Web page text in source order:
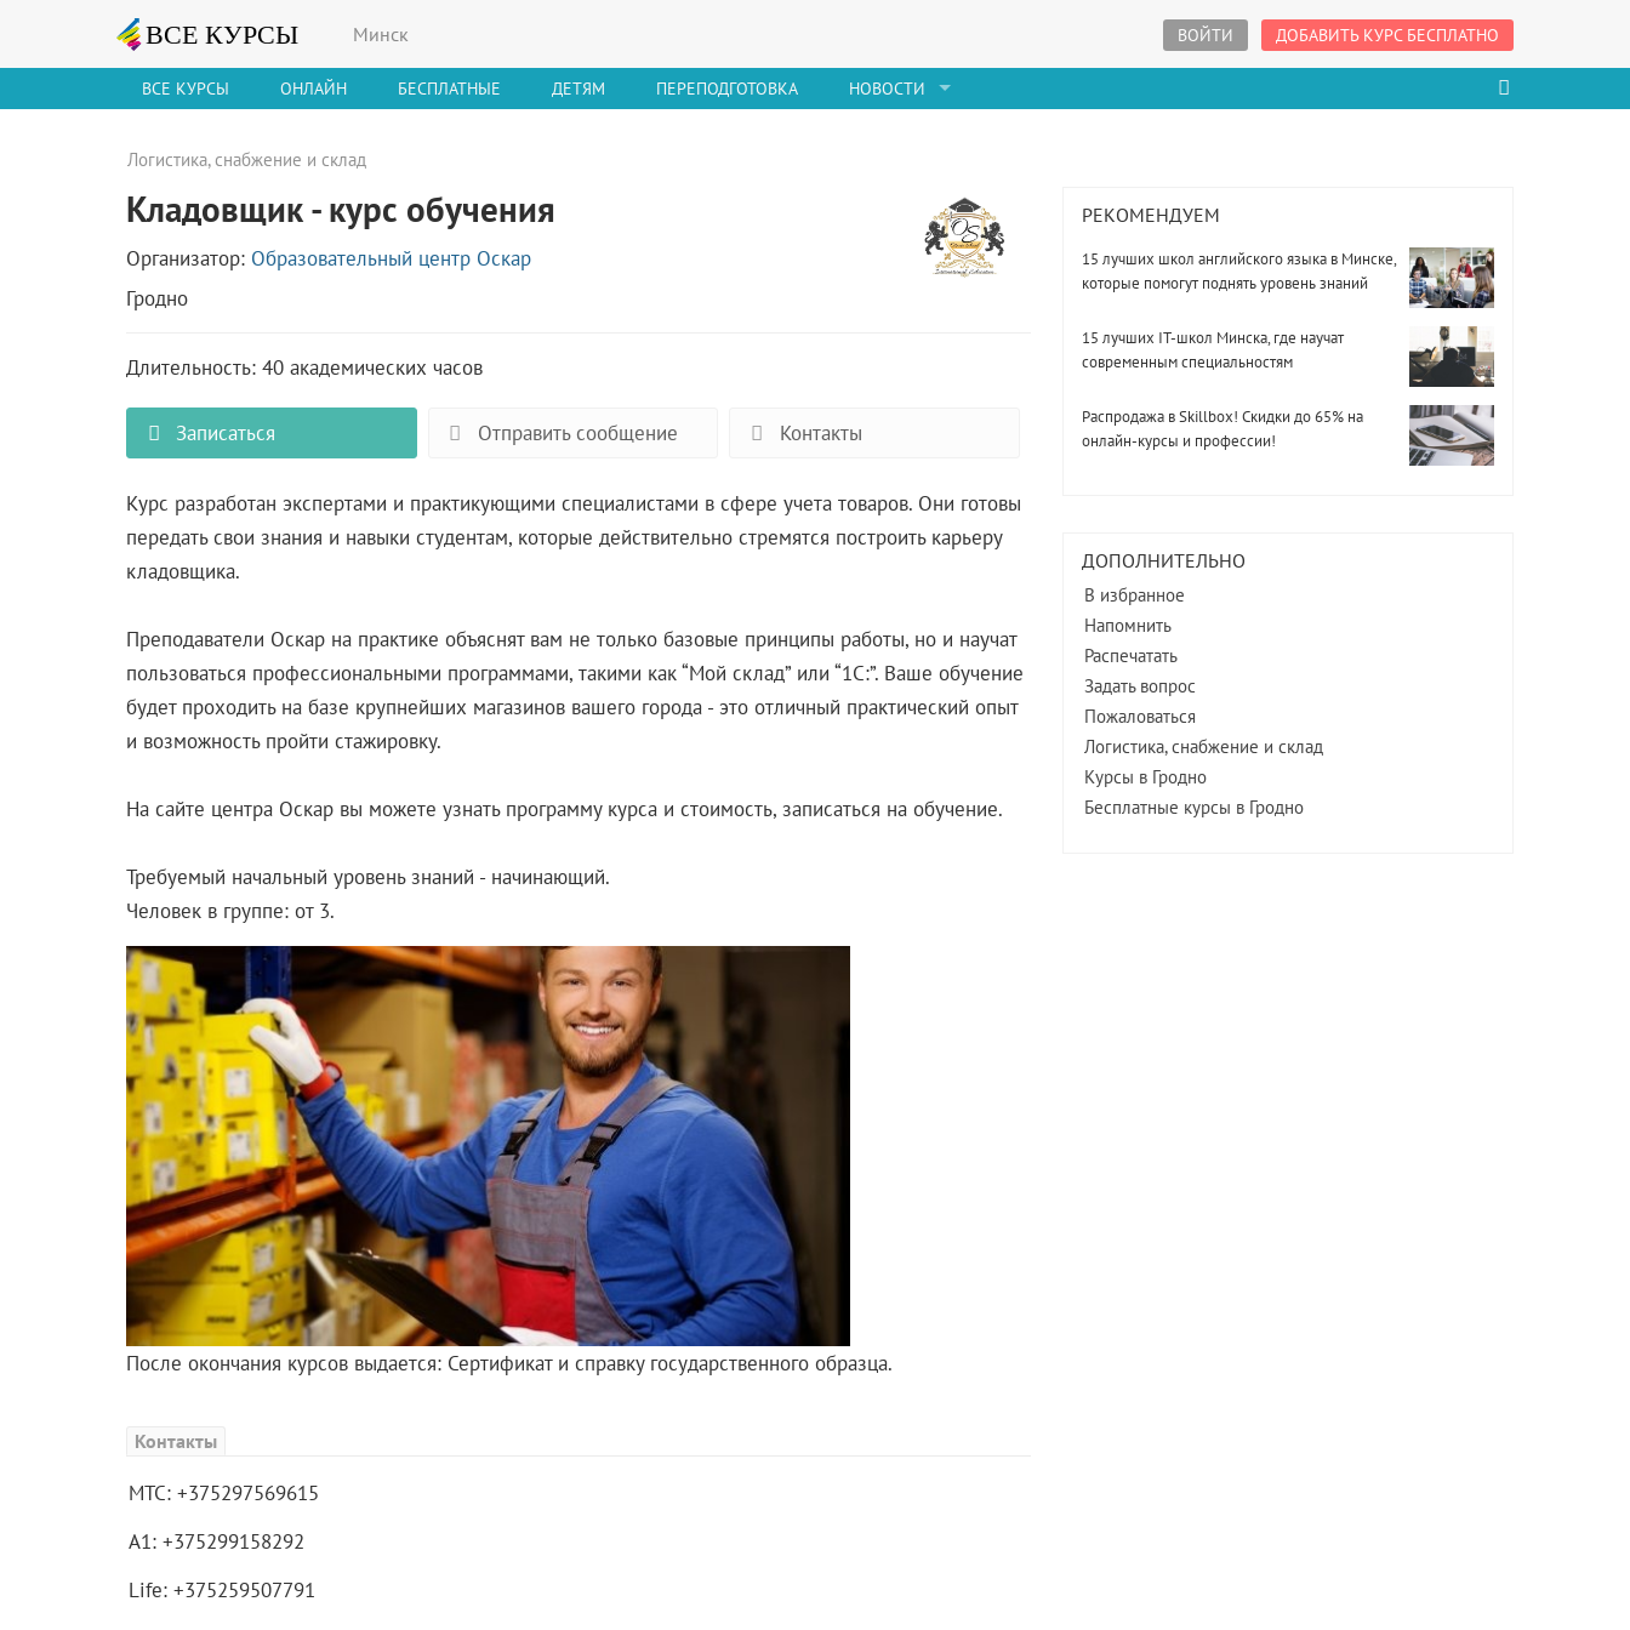
Минск ВОЙТИ ДОБАВИТЬ КУРС БЕСПЛАТНО
ВСЕ КУРСЫ ОНЛАЙН БЕСПЛАТНЫЕ ДЕТЯМ ПЕРЕПОДГОТОВКА НОВОСТИ
Логистика, снабжение и склад
Кладовщик - курс обучения
Организатор: Образовательный центр Оскар
Гродно
Длительность: 40 академических часов
Записаться Отправить сообщение Контакты
Курс разработан экспертами и практикующими специалистами в сфере учета товаров. Они готовы
передать свои знания и навыки студентам, которые действительно стремятся построить карьеру
кладовщика.
Преподаватели Оскар на практике объяснят вам не только базовые принципы работы, но и научат
пользоваться профессиональными программами, такими как “Мой склад” или “1С:”. Ваше обучение
будет проходить на базе крупнейших магазинов вашего города - это отличный практический опыт
и возможность пройти стажировку.
На сайте центра Оскар вы можете узнать программу курса и стоимость, записаться на обучение.
Требуемый начальный уровень знаний - начинающий.
Человек в группе: от 3.
После окончания курсов выдается: Сертификат и справку государственного образца.
Контакты
МТС: +375297569615
А1: +375299158292
Life: +375259507791
РЕКОМЕНДУЕМ
15 лучших школ английского языка в Минске,
которые помогут поднять уровень знаний
15 лучших IT-школ Минска, где научат
современным специальностям
Распродажа в Skillbox! Скидки до 65% на
онлайн-курсы и профессии!
ДОПОЛНИТЕЛЬНО
В избранное
Напомнить
Распечатать
Задать вопрос
Пожаловаться
Логистика, снабжение и склад
Курсы в Гродно
Бесплатные курсы в Гродно